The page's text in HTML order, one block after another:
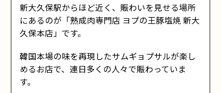
焼」のランチメニュー
熟成サムギョプサルAランチセット：2,180円
熟成サムギョプサルBランチセット：2,400円
ナッコプセorチュコプセのAセット：2,280円
と狙い目【予約方法は？】
【店舗情報】ヨプの王豚塩焼 新大久保本店
【Q&A】ヨプの王豚塩焼に関するよくある
質問
新大久保駅からほど近く、賑わいを見せる場所
にあるのが「熟成肉専門店 ヨプの王豚塩焼 新大
久保本店」です。
韓国本場の味を再現したサムギョプサルが楽し
めるお店で、連日多くの人々で賑わっていま
す。